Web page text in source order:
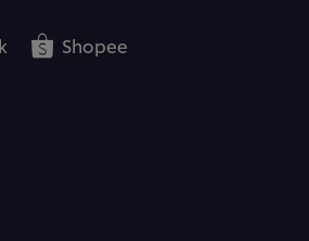
านอาหาร เรียนรู้ข้อดี ข้อ
มกับประเภทร้านอาหาร ไป
Shopee